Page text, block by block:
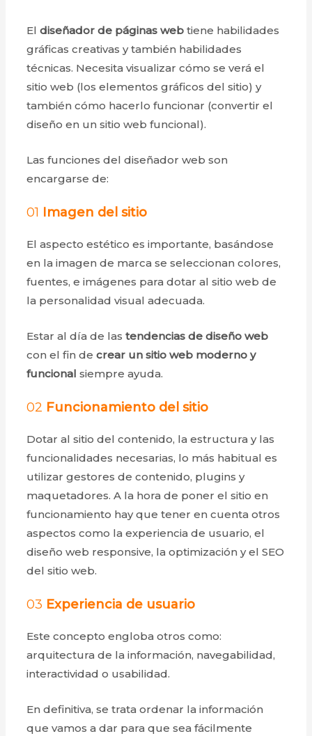
Eldiseñador de páginas web tiene habilidades
gráficas creativas y también habilidades
técnicas. Necesita visualizar cómo se verá el
sitio web (los elementos gráficos del sitio) y
también cómo hacerlo funcionar (convertir el
diseño en un sitio web funcional).
Las funciones del diseñador web son
encargarse de:
01 Imagen del sitio
El aspecto estético es importante, basándose
en la imagen de marca se seleccionan colores,
fuentes, e imágenes para dotar al sitio web de
la personalidad visual adecuada.
Estar al día de las tendencias de diseño web
con el fin decrear un sitio web moderno y
funcional siempre ayuda.
02 Funcionamiento del sitio
Dotar al sitio del contenido, la estructura y las
funcionalidades necesarias, lo más habitual es
utilizar gestores de contenido, plugins y
maquetadores. A la hora de poner el sitio en
funcionamiento hay que tener en cuenta otros
aspectos como la experiencia de usuario, el
diseño web responsive, la optimización y el SEO
del sitio web.
03 Experiencia de usuario
Este concepto engloba otros como:
arquitectura de la información, navegabilidad,
interactividad o usabilidad.
En definitiva, se trata ordenar la información
que vamos a dar para que sea fácilmente